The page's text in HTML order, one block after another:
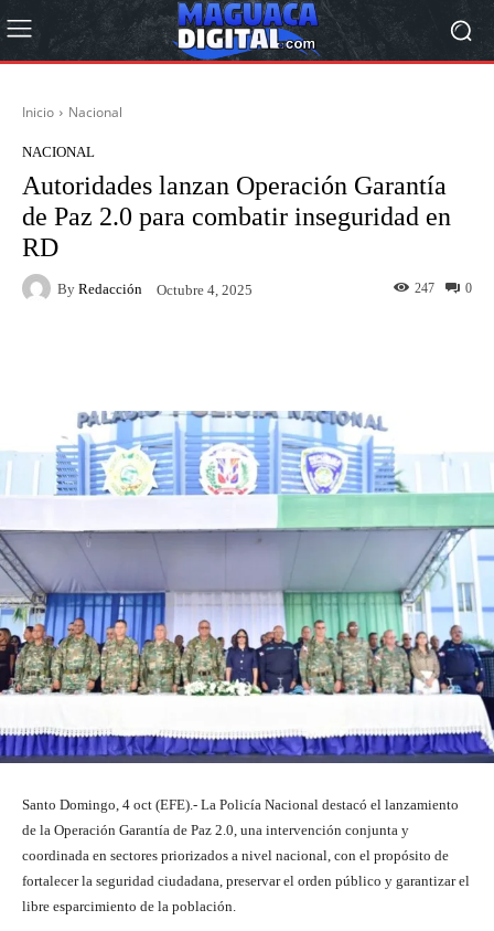
Inicio Nacional
NACIONAL
Autoridades lanzan Operación Garantía
de Paz 2.0 para combatir inseguridad en
RD
By Redacción Octubre 4, 2025 0
247
Santo Domingo, 4 oct (EFE).- La Policía Nacional destacó el lanzamiento
de la Operación Garantía de Paz 2.0, una intervención conjunta y
coordinada en sectores priorizados a nivel nacional, con el propósito de
fortalecer la seguridad ciudadana, preservar el orden público y garantizar el
libre esparcimiento de la población.